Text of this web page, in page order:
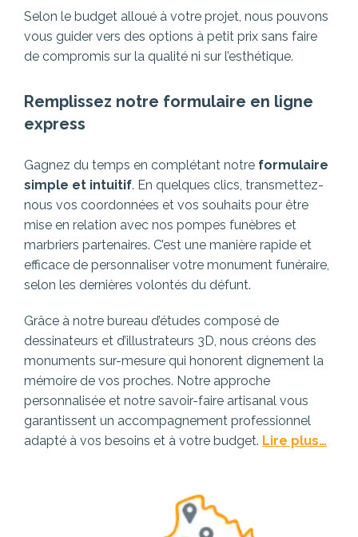
Selon le budget alloué à votre projet, nous pouvons
vous guider vers des options à petit prix sans faire
de compromis sur la qualité ni sur l’esthétique.
Remplissez notre formulaire en ligne
express
Gagnez du temps en complétant notre formulaire
simple et intuitif. En quelques clics, transmettez-
nous vos coordonnées et vos souhaits pour être
mise en relation avec nos pompes funèbres et
marbriers partenaires. C’est une manière rapide et
efficace de personnaliser votre monument funéraire,
selon les dernières volontés du défunt.
Grâce à notre bureau d’études composé de
dessinateurs et d’illustrateurs 3D, nous créons des
monuments sur-mesure qui honorent dignement la
mémoire de vos proches. Notre approche
personnalisée et notre savoir-faire artisanal vous
garantissent un accompagnement professionnel
adapté à vos besoins et à votre budget. Lire plus…